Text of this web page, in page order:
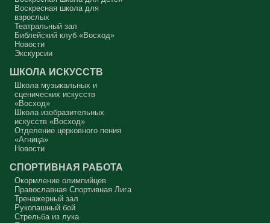
Вот с этим предлагается войти в сплошную неделю. Ещё раз:
сплошная неделя прошла, потом две мясопустные, третья –
Масленица, прощённое воскресенье. С чем я приду?
В нас должно быть внимание к тому, что время воздержания – это
дни для приготовления не только к Пасхе, а к Небесному Царству!
Это цель жизни. Я об этом забыл, я туда хочу, но я забыл. И я
сначала увидеть в себе этого урода, а потом начать с ним борьбу.
Аминь.
Протоиерей Андрей Алексеев
Воскресная школа для
взрослых
Театральный зал
Библейский клуб «Восход»
Новости
Экскурсии
ШКОЛА ИСКУССТВ
Школа музыкальных и
сценических искусств
«Восход»
Школа изобразительных
искусств «Восход»
Отделение церковного пения
«Агница»
Новости
СПОРТИВНАЯ РАБОТА
Окормление олимпийцев
Православная Спортивная Лига
Тренажерный зал
Рукопашный бой
Стрельба из лука